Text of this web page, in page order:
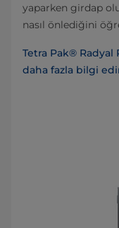
yaparken girdap
nasıl önlediğini
Tetra Pak®
daha fazla bilgi